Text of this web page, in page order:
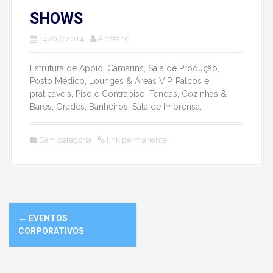
SHOWS
14/07/2014 ArtStand
Estrutura de Apoio, Camarins, Sala de Produção,
Posto Médico, Lounges & Áreas VIP, Palcos e
praticáveis, Piso e Contrapiso, Tendas, Cozinhas &
Bares, Grades, Banheiros, Sala de Imprensa.
Sem categoria link permanente
N
a
← EVENTOS
CORPORATIVOS